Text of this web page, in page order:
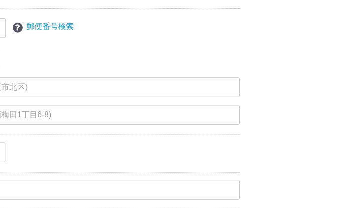
郵便番号検索